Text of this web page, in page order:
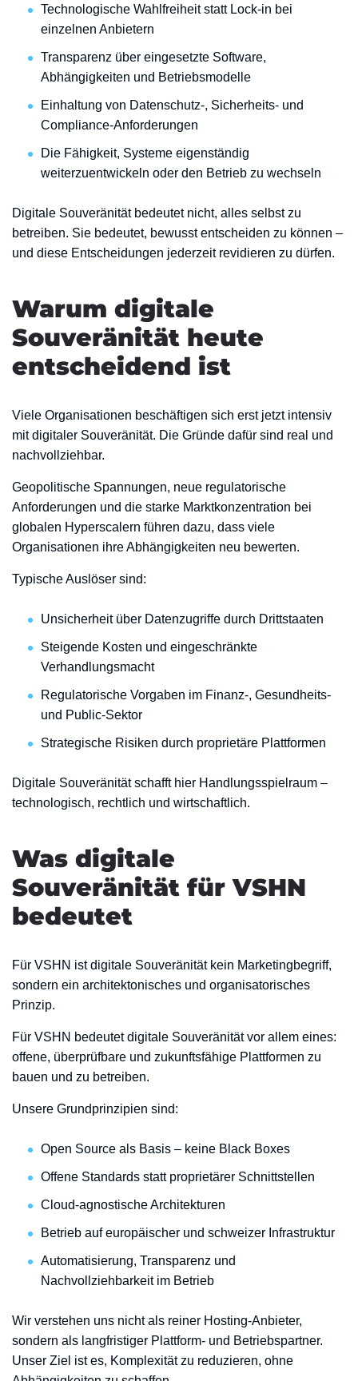
Technologische Wahlfreiheit statt Lock-in bei
einzelnen Anbietern
Transparenz über eingesetzte Software,
Abhängigkeiten und Betriebsmodelle
Einhaltung von Datenschutz-, Sicherheits- und
Compliance-Anforderungen
Die Fähigkeit, Systeme eigenständig
weiterzuentwickeln oder den Betrieb zu wechseln
Digitale Souveränität bedeutet nicht, alles selbst zu
betreiben. Sie bedeutet, bewusst entscheiden zu können –
und diese Entscheidungen jederzeit revidieren zu dürfen.
Warum digitale
Souveränität heute
entscheidend ist
Viele Organisationen beschäftigen sich erst jetzt intensiv
mit digitaler Souveränität. Die Gründe dafür sind real und
nachvollziehbar.
Geopolitische Spannungen, neue regulatorische
Anforderungen und die starke Marktkonzentration bei
globalen Hyperscalern führen dazu, dass viele
Organisationen ihre Abhängigkeiten neu bewerten.
Typische Auslöser sind:
Unsicherheit über Datenzugriffe durch Drittstaaten
Steigende Kosten und eingeschränkte
Verhandlungsmacht
Regulatorische Vorgaben im Finanz-, Gesundheits-
und Public-Sektor
Strategische Risiken durch proprietäre Plattformen
Digitale Souveränität schafft hier Handlungsspielraum –
technologisch, rechtlich und wirtschaftlich.
Was digitale
Souveränität für VSHN
bedeutet
Für VSHN ist digitale Souveränität kein Marketingbegriff,
sondern ein architektonisches und organisatorisches
Prinzip.
Für VSHN bedeutet digitale Souveränität vor allem eines:
offene, überprüfbare und zukunftsfähige Plattformen zu
bauen und zu betreiben.
Unsere Grundprinzipien sind:
Open Source als Basis – keine Black Boxes
Offene Standards statt proprietärer Schnittstellen
Cloud-agnostische Architekturen
Betrieb auf europäischer und schweizer Infrastruktur
Automatisierung, Transparenz und
Nachvollziehbarkeit im Betrieb
Wir verstehen uns nicht als reiner Hosting-Anbieter,
sondern als langfristiger Plattform- und Betriebspartner.
Unser Ziel ist es, Komplexität zu reduzieren, ohne